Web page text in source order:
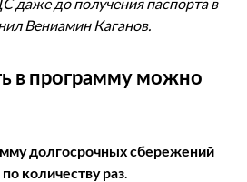
Вениамин Каганов.
в программу можно
долгосрочных сбережений
количеству раз.